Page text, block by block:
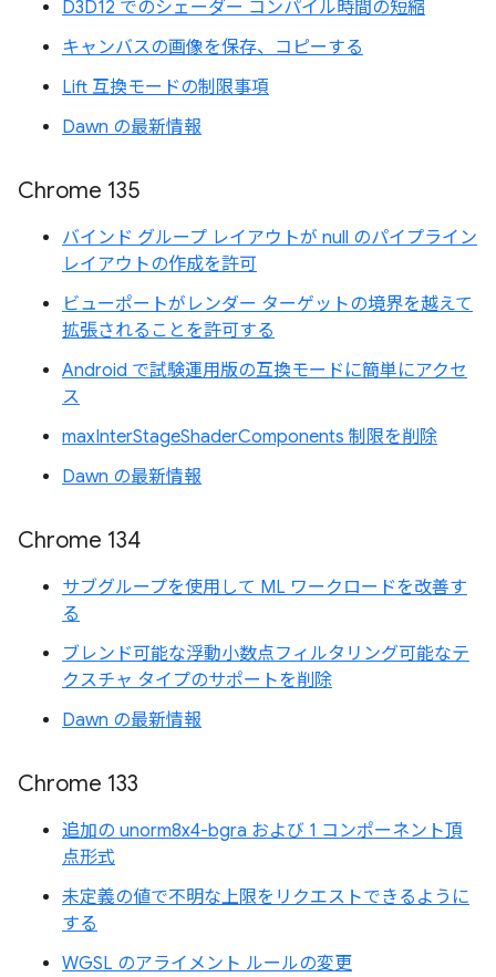
D3D12 でのシェーダー コンパイル時間の短縮
キャンバスの画像を保存、コピーする
Lift 互換モードの制限事項
Dawn の最新情報
Chrome 135
バインド グループ レイアウトが null のパイプライン
レイアウトの作成を許可
ビューポートがレンダー ターゲットの境界を越えて
拡張されることを許可する
Android で試験運用版の互換モードに簡単にアクセ
ス
maxInterStageShaderComponents 制限を削除
Dawn の最新情報
Chrome 134
サブグループを使用して ML ワークロードを改善す
る
ブレンド可能な浮動小数点フィルタリング可能なテ
クスチャ タイプのサポートを削除
Dawn の最新情報
Chrome 133
追加の unorm8x4-bgra および 1 コンポーネント頂
点形式
未定義の値で不明な上限をリクエストできるように
する
WGSL のアライメント ルールの変更